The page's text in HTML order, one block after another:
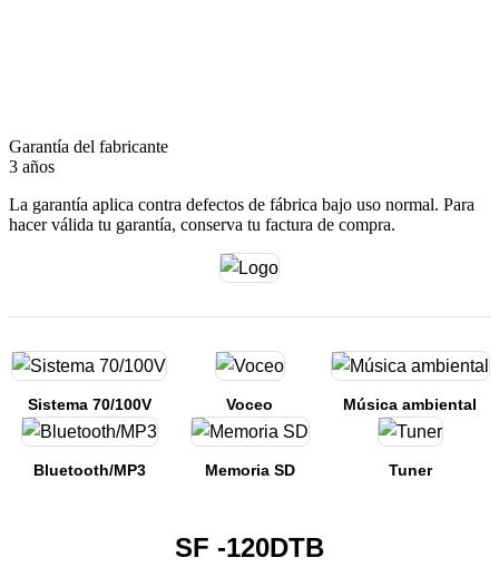
Garantía del fabricante
3 años
La garantía aplica contra defectos de fábrica bajo uso normal. Para
hacer válida tu garantía, conserva tu factura de compra.
Sistema 70/100V Voceo Música ambiental
Bluetooth/MP3 Memoria SD Tuner
SF -120DTB